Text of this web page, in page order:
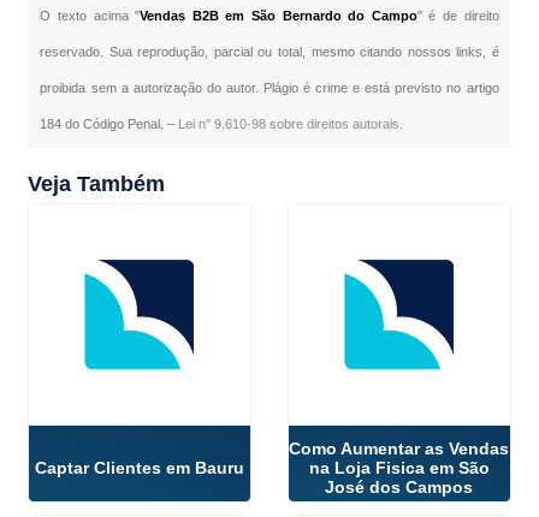
O texto acima "Vendas B2B em São Bernardo do Campo" é de direito
reservado. Sua reprodução, parcial ou total, mesmo citando nossos links, é
proibida sem a autorização do autor. Plágio é crime e está previsto no artigo
184 do Código Penal. – Lei n° 9.610-98 sobre direitos autorais
Veja Também
Captar Clientes em Bauru
Como Aumentar as Vendas
na Loja Fisica em São
José dos Campos